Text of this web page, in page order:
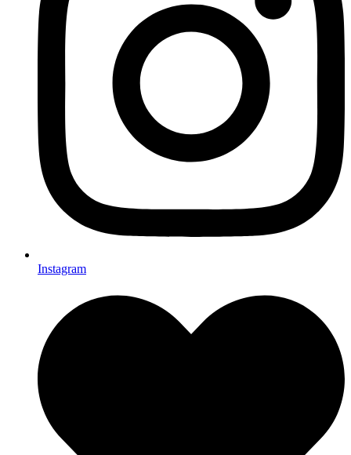
Instagram